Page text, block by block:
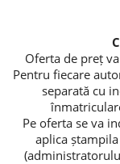
Oferta de preț
Pentru fiecare
separată cu
Pe oferta se va
aplica